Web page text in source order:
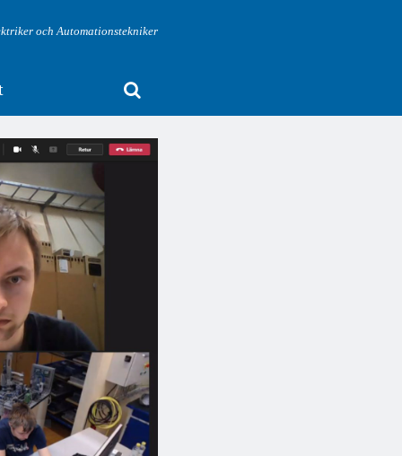
och Automationstekniker